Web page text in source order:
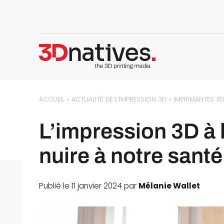
ACCUEIL »ACTUALITÉ DE L’IMPRESSION 3D » IMPRIMANTES
L’impression 3D
nuire à notre
Publié le 11 janvier 2024 par Mélanie Wallet